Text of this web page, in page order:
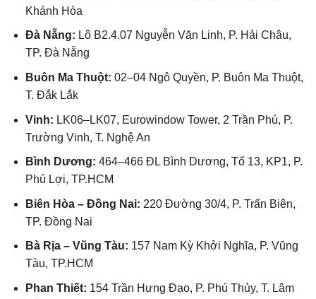
Khánh Hòa
Đà Nẵng: Lô B2.4.07 Nguyễn Văn Linh, P. Hải Châu,
TP. Đà Nẵng
Buôn Ma Thuột: 02–04 Ngô Quyền, P. Buôn Ma Thuột,
T. Đắk Lắk
Vinh: LK06–LK07, Eurowindow Tower, 2 Trần Phú, P.
Trường Vinh, T. Nghệ An
Bình Dương: 464–466 ĐL Bình Dương, Tổ 13, KP1, P.
Phú Lợi, TP.HCM
Biên Hòa – Đồng Nai: 220 Đường 30/4, P. Trấn Biên,
TP. Đồng Nai
Bà Rịa – Vũng Tàu: 157 Nam Kỳ Khởi Nghĩa, P. Vũng
Tàu, TP.HCM
Phan Thiết: 154 Trần Hưng Đạo, P. Phú Thủy, T. Lâm